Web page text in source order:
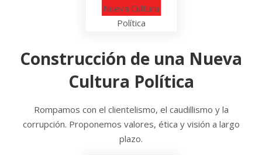
Construcción de una Nueva
Cultura Política
Rompamos con el clientelismo, el caudillismo y la
corrupción. Proponemos valores, ética y visión a largo
plazo.